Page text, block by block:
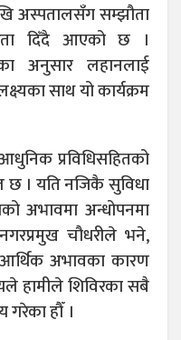
अस्पतालसँग सम्झौता
दिँदै आएको छ ।
अनुसार लहानलाई
साथ यो कार्यक्रम
प्रविधिसहितको
छ । यति नजिकै सुविधा
अभावमा अन्धोपनमा
चौधरीले भने,
अभावका कारण
हामीले शिविरका सबै
गरेका हौँ ।